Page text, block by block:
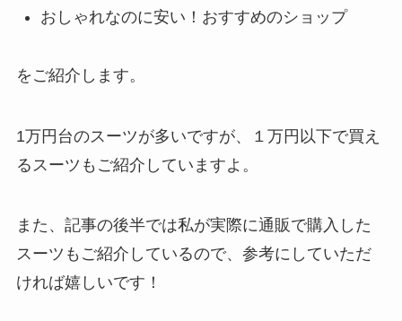
おしゃれなのに安い！おすすめのショップ
をご紹介します。
1万円台のスーツが多いですが、
１万円以下で買え
るスーツもご紹介 していますよ。
また、記事の後半では私が実際に通販で購入した
スーツもご紹介しているので、参考にしていただ
ければ嬉しいです！